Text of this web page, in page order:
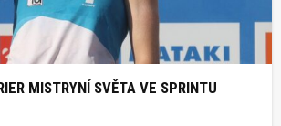
MISTRYNÍ SVĚTA VE SPRINTU